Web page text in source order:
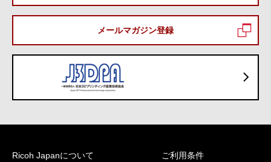
メールマガジン登録
Ricoh Japanについて ご利用条件